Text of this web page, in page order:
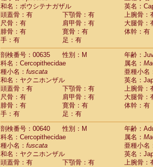
和名：ボウシテナガザル
英名：
頭蓋骨：有
下顎骨：有
上腕骨：
尺骨：有
肩甲骨：有
大腿骨：
腓骨：有
寛骨：有
体幹：有
手：有
足：有
剖検番号：00635
性別：M
年齢：
科名：Cercopithecidae
属名：
種小名： fuscata
亜種小名
和名：ヤクニホンザル
英名：
頭蓋骨：有
下顎骨：有
上腕骨：
尺骨：有
肩甲骨：有
大腿骨：
腓骨：有
寛骨：有
体幹：有
手：有
足：有
剖検番号：00640
性別：M
年齢：
科名：Cercopithecidae
属名：
種小名： fuscata
亜種小名
和名：ヤクニホンザル
英名：
頭蓋骨：有
下顎骨：有
上腕骨：